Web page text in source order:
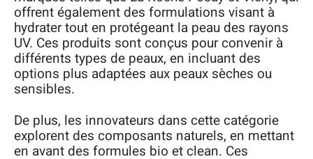
offrent également des formulations visant à
hydrater tout en protégeant la peau des rayons
UV. Ces produits sont conçus pour convenir à
différents types de peaux, en incluant des
options plus adaptées aux peaux sèches ou
sensibles.
De plus, les innovateurs dans cette catégorie
explorent des composants naturels, en mettant
en avant des formules bio et clean. Ces